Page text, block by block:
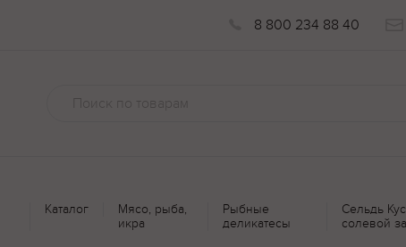
8 800 234 88 40
Каталог
Мясо, рыба,
икра
Рыбные
деликатесы
Сельдь
солевой